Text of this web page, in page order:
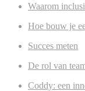
Waarom
Hoe bouw je
Succes meten
De rol van
Coddy: een